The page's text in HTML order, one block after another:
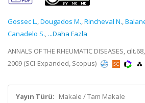
Gossec L.,Dougados M.,Rincheval N.,
Canadelo S., ...Daha Fazla
ANNALS OF THE RHEUMATIC DISEASES,
2009 (SCI-Expanded, Scopus)
Yayın Türü: Makale / Tam Makale